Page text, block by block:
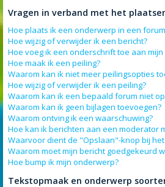
Vragen in verband met het
Hoe plaats ik een onderwerp in een
Hoe wijzig of verwijder ik een bericht?
Hoe voeg ik een onderschrift toe aan mijn
Hoe maak ik een peiling?
Waarom kan ik niet meer peilingsopties
Hoe wijzig of verwijder ik een peiling?
Waarom kan ik een bepaald forum niet
Waarom kan ik geen bijlagen toevoegen?
Waarom ontving ik een waarschuwing?
Hoe kan ik berichten aan een moderator
Waarvoor dient de "Opslaan"-knop bij
Waarom moet mijn bericht goedgekeurd
Hoe bump ik mijn onderwerp?
Tekstopmaak en onderwerp